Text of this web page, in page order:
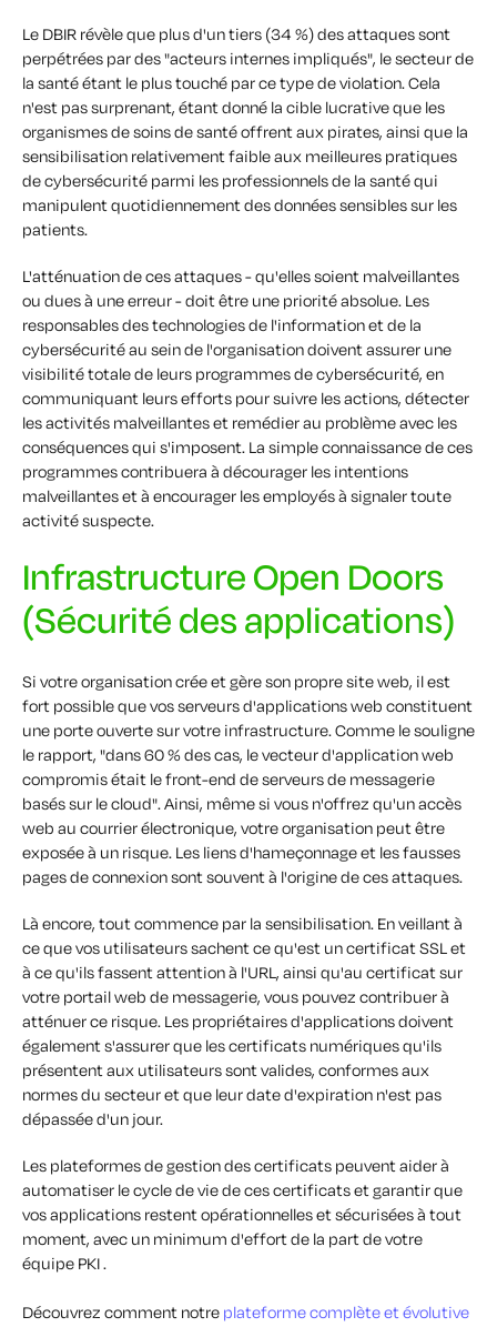
Le DBIR révèle que plus d'un tiers (34 %) des attaques sont
perpétrées par des "acteurs internes impliqués", le secteur de
la santé étant le plus touché par ce type de violation. Cela
n'est pas surprenant, étant donné la cible lucrative que les
organismes de soins de santé offrent aux pirates, ainsi que la
sensibilisation relativement faible aux meilleures pratiques
de cybersécurité parmi les professionnels de la santé qui
manipulent quotidiennement des données sensibles sur les
patients.
L'atténuation de ces attaques - qu'elles soient malveillantes
ou dues à une erreur - doit être une priorité absolue. Les
responsables des technologies de l'information et de la
cybersécurité au sein de l'organisation doivent assurer une
visibilité totale de leurs programmes de cybersécurité, en
communiquant leurs efforts pour suivre les actions, détecter
les activités malveillantes et remédier au problème avec les
conséquences qui s'imposent. La simple connaissance de ces
programmes contribuera à décourager les intentions
malveillantes et à encourager les employés à signaler toute
activité suspecte.
Infrastructure Open Doors
(Sécurité des applications)
Si votre organisation crée et gère son propre site web, il est
fort possible que vos serveurs d'applications web constituent
une porte ouverte sur votre infrastructure. Comme le souligne
le rapport, "dans 60 % des cas, le vecteur d'application web
compromis était le front-end de serveurs de messagerie
basés sur le cloud". Ainsi, même si vous n'offrez qu'un accès
web au courrier électronique, votre organisation peut être
exposée à un risque. Les liens d'hameçonnage et les fausses
pages de connexion sont souvent à l'origine de ces attaques.
Là encore, tout commence par la sensibilisation. En veillant à
ce que vos utilisateurs sachent ce qu'est un certificat SSL et
à ce qu'ils fassent attention à l'URL, ainsi qu'au certificat sur
votre portail web de messagerie, vous pouvez contribuer à
atténuer ce risque. Les propriétaires d'applications doivent
également s'assurer que les certificats numériques qu'ils
présentent aux utilisateurs sont valides, conformes aux
normes du secteur et que leur date d'expiration n'est pas
dépassée d'un jour.
Les plateformes de gestion des certificats peuvent aider à
automatiser le cycle de vie de ces certificats et garantir que
vos applications restent opérationnelles et sécurisées à tout
moment, avec un minimum d'effort de la part de votre
équipe PKI .
Découvrez comment notre plateforme complète et évolutive